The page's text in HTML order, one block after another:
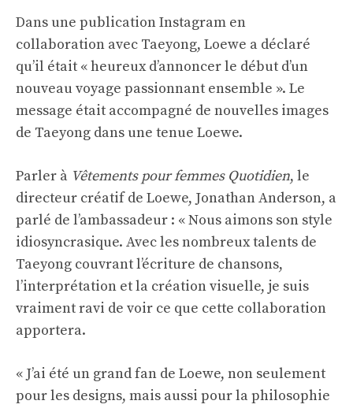
Dans une publication Instagram en
collaboration avec Taeyong, Loewe a déclaré
qu’il était « heureux d’annoncer le début d’un
nouveau voyage passionnant ensemble ». Le
message était accompagné de nouvelles images
de Taeyong dans une tenue Loewe.
Parler à Vêtements pour femmes Quotidien, le
directeur créatif de Loewe, Jonathan Anderson, a
parlé de l’ambassadeur : « Nous aimons son style
idiosyncrasique. Avec les nombreux talents de
Taeyong couvrant l’écriture de chansons,
l’interprétation et la création visuelle, je suis
vraiment ravi de voir ce que cette collaboration
apportera.
« J’ai été un grand fan de Loewe, non seulement
pour les designs, mais aussi pour la philosophie